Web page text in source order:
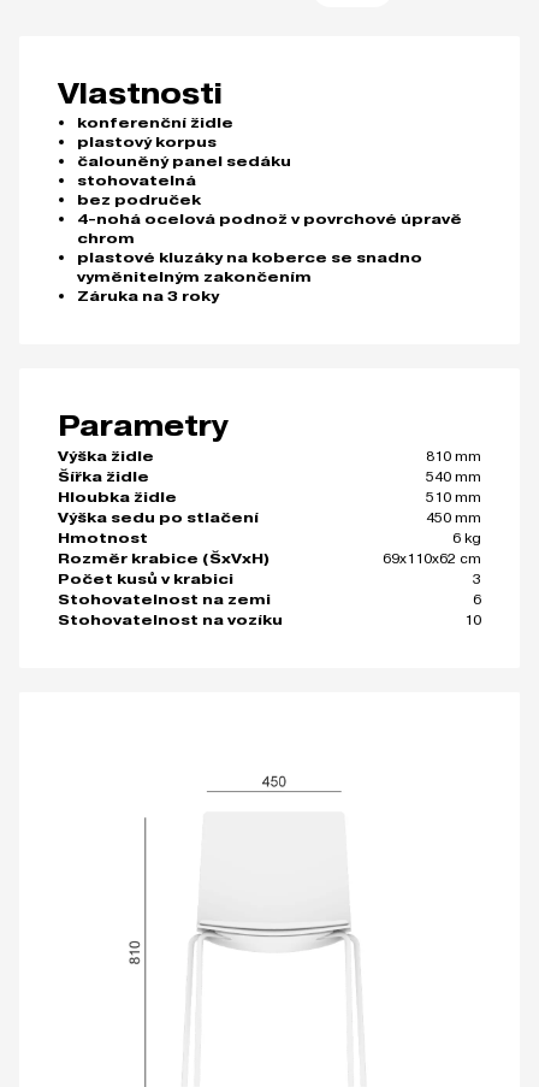
Vlastnosti
konferenční židle
plastový korpus
čalouněný panel sedáku
stohovatelná
bez područek
4-nohá ocelová podnož v povrchové úpravě
chrom
plastové kluzáky na koberce se snadno
vyměnitelným zakončením
Záruka na 3 roky
Parametry
Výška židle
810 mm
Šířka židle
540 mm
Hloubka židle
510 mm
Výška sedu po stlačení
450 mm
Hmotnost
6 kg
Rozměr krabice (ŠxVxH)
69x110x62 cm
Počet kusů v krabici
3
Stohovatelnost na zemi
6
Stohovatelnost na vozíku
10